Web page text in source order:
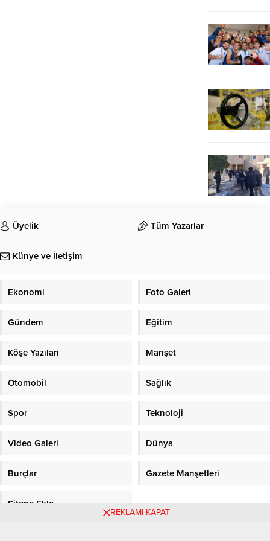
Üyelik Tüm Yazarlar
Künye ve İletişim
Ekonomi Foto Galeri
Gündem Eğitim
Köşe Yazıları Manşet
Otomobil Sağlık
Spor Teknoloji
Video Galeri Dünya
Burçlar Gazete Manşetleri
Sitene Ekle
REKLAMI KAPAT